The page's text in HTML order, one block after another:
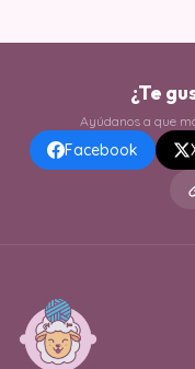
¿Te
Ayúdanos a que
Facebook